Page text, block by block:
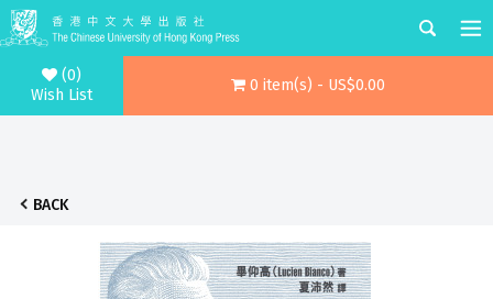
(0)
Wish List
0 item(s) - US$0.00
BACK